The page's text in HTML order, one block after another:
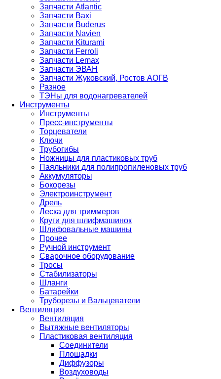
Запчасти Atlantic
Запчасти Baxi
Запчасти Buderus
Запчасти Navien
Запчасти Kiturami
Запчасти Ferroli
Запчасти Lemax
Запчасти ЭВАН
Запчасти Жуковский, Ростов АОГВ
Разное
ТЭНы для водонагревателей
Инструменты
Инструменты
Пресс-инструменты
Торцеватели
Ключи
Трубогибы
Ножницы для пластиковых труб
Паяльники для полипропиленовых труб
Аккумуляторы
Бокорезы
Электроинструмент
Дрель
Леска для триммеров
Круги для шлифмашинок
Шлифовальные машины
Прочее
Ручной инструмент
Сварочное оборудование
Тросы
Стабилизаторы
Шланги
Батарейки
Труборезы и Вальцеватели
Вентиляция
Вентиляция
Вытяжные вентиляторы
Пластиковая вентиляция
Соединители
Площадки
Диффузоры
Воздуховоды